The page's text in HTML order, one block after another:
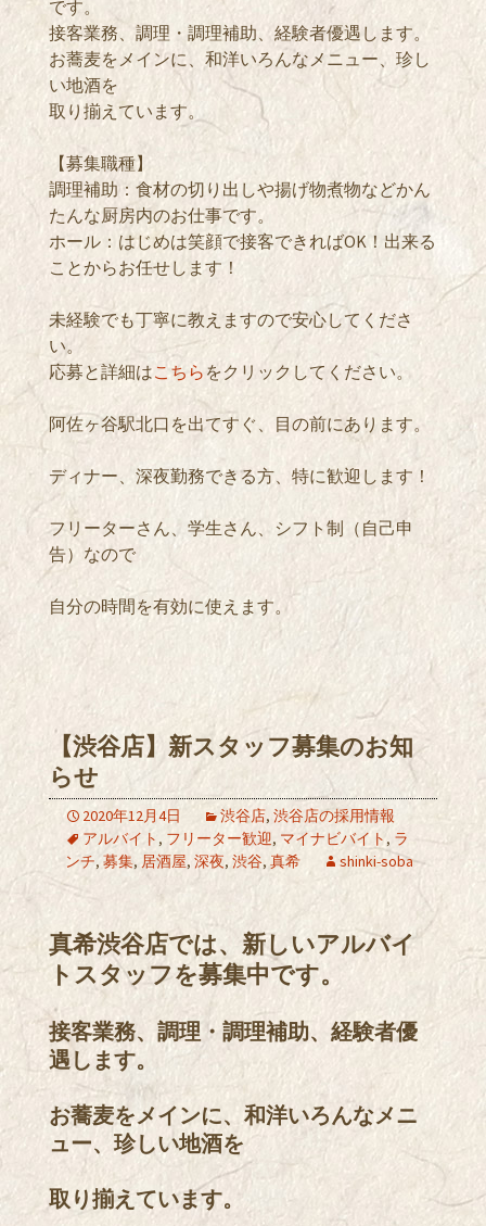
です。
接客業務、調理・調理補助、経験者優遇します。
お蕎麦をメインに、和洋いろんなメニュー、珍し
い地酒を
取り揃えています。
【募集職種】
調理補助：食材の切り出しや揚げ物煮物などかん
たんな厨房内のお仕事です。
ホール：はじめは笑顔で接客できればOK！出来る
ことからお任せします！
未経験でも丁寧に教えますので安心してくださ
い。
応募と詳細はこちら をクリックしてください。
阿佐ヶ谷駅北口を出てすぐ、目の前にあります。
ディナー、深夜勤務できる方、特に歓迎します！
フリーターさん、学生さん、シフト制（自己申
告）なので
自分の時間を有効に使えます。
【渋谷店】新スタッフ募集のお知
らせ
2020年12月4日 渋谷店, 渋谷店の採用情報
アルバイト , フリーター歓迎, マイナビバイト , ラ
ンチ, 募集, 居酒屋, 深夜, 渋谷, 真希 shinki-soba
真希渋谷店では、新しいアルバイ
トスタッフを募集中です。
接客業務、調理・調理補助、経験者優
遇します。
お蕎麦をメインに、和洋いろんなメニ
ュー、珍しい地酒を
取り揃えています。